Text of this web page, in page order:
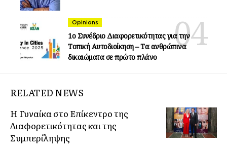
Opinions
1ο Συνέδριο Διαφορετικότητας για την
Τοπική Αυτοδιοίκηση – Τα ανθρώπινα
δικαιώματα σε πρώτο πλάνο
RELATED NEWS
Η Γυναίκα στο Επίκεντρο της
Διαφορετικότητας και της
Συμπερίληψης